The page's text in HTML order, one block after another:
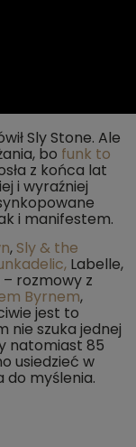
Sly Stone. Ale
bo funk to
z końca lat
i wyraźniej
i manifestem.
, Sly & the
Labelle,
rozmowy z
Byrnem,
jest to
nie szuka jednej
natomiast 85
usiedzieć w
do myślenia.